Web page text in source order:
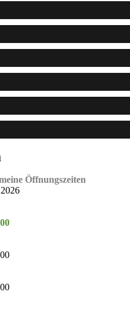
Öffnungszeiten